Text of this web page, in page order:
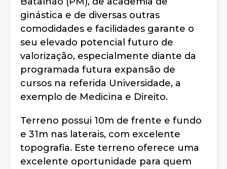
ginástica e de diversas outras
comodidades e facilidades garante o
seu elevado potencial futuro de
valorização, especialmente diante da
programada futura expansão de
cursos na referida Universidade, a
exemplo de Medicina e Direito.
Terreno possui 10m de frente e fundo
e 31m nas laterais, com excelente
topografia. Este terreno oferece uma
excelente oportunidade para quem